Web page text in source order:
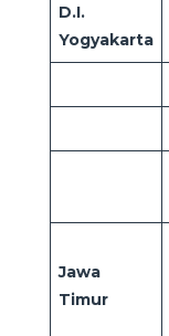
D.I.
Yogyakarta
Jawa
Timur